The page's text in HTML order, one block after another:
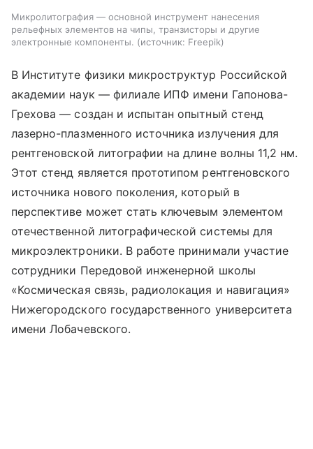
Микролитография — основной инструмент нанесения
рельефных элементов на чипы, транзисторы и другие
электронные компоненты.
источник: Freepik
В Институте физики микроструктур Российской
академии наук — филиале ИПФ имени Гапонова-
Грехова — создан и испытан опытный стенд
лазерно-плазменного источника излучения для
рентгеновской литографии на длине волны 11,2 нм.
Этот стенд является прототипом рентгеновского
источника нового поколения, который в
перспективе может стать ключевым элементом
отечественной литографической системы для
микроэлектроники. В работе принимали участие
сотрудники Передовой инженерной школы
«Космическая связь, радиолокация и навигация»
Нижегородского государственного университета
имени Лобачевского.